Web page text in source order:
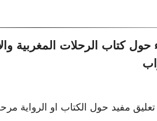
حول كتاب الرحلات المغربية
تعليق مفيد حول الكتاب او الرواية